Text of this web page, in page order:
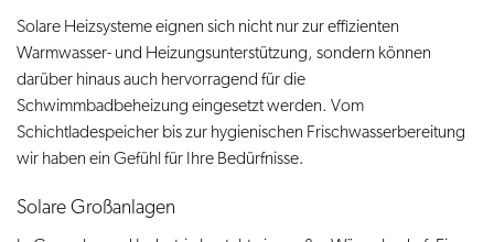
Solare Heizsysteme eignen sich nicht nur zur effizienten
Warmwasser- und Heizungsunterstützung, sondern können
darüber hinaus auch hervorragend für die
Schwimmbadbeheizung eingesetzt werden. Vom
Schichtladespeicher bis zur hygienischen Frischwasserbereitung
wir haben ein Gefühl für Ihre Bedürfnisse.
Solare Großanlagen